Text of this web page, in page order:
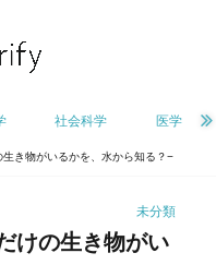
社会科学 医学
き物がいるかを、水から知る？−
未分類
けの生き物がい